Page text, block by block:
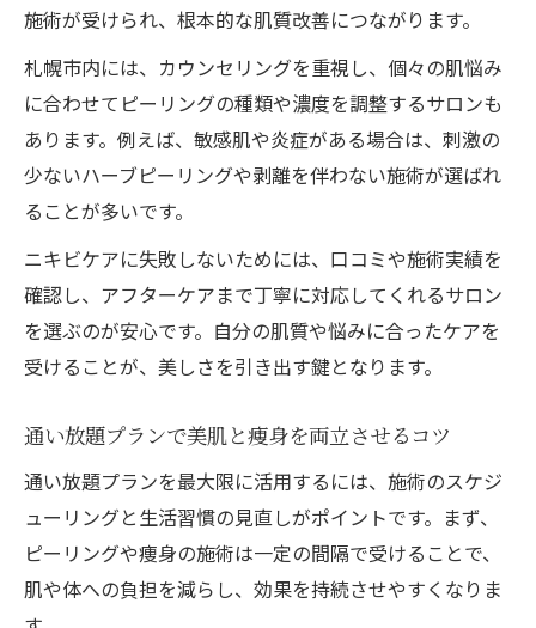
ピーリングと痩身の通い放題で美ボディ実
現
ニキビケアも叶うエステプランの選び方
札幌市で注目される効果的な痩身方法を紹
介
継続利用で得られる美肌と体型維持のコツ
通うほどに実感するピーリングの効果とは
施術が受けられ、根本的な肌質改善につながります。
札幌市内には、カウンセリングを重視し、個々の肌悩み
に合わせてピーリングの種類や濃度を調整するサロンも
あります。例えば、敏感肌や炎症がある場合は、刺激の
少ないハーブピーリングや剥離を伴わない施術が選ばれ
ることが多いです。
ニキビケアに失敗しないためには、口コミや施術実績を
確認し、アフターケアまで丁寧に対応してくれるサロン
を選ぶのが安心です。自分の肌質や悩みに合ったケアを
受けることが、美しさを引き出す鍵となります。
通い放題プランで美肌と痩身を両立させるコツ
通い放題プランを最大限に活用するには、施術のスケジ
ューリングと生活習慣の見直しがポイントです。まず、
ピーリングや痩身の施術は一定の間隔で受けることで、
肌や体への負担を減らし、効果を持続させやすくなりま